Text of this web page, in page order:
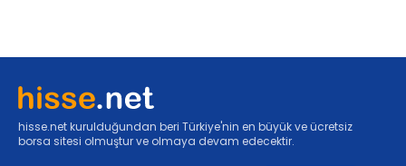
hisse.net kurulduğundan beri Türkiye'nin en büyük ve ücretsiz
borsa sitesi olmuştur ve olmaya devam edecektir.